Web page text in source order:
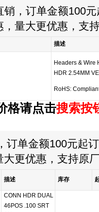
，订单金额100元
量大更优惠，支
描述
Headers & Wire
HDR 2.54MM
RoHS:
格请点击搜索按
单金额100元起
更优惠，支持原
描述 库存
CONN HDR DUAL
46POS .100 SRT